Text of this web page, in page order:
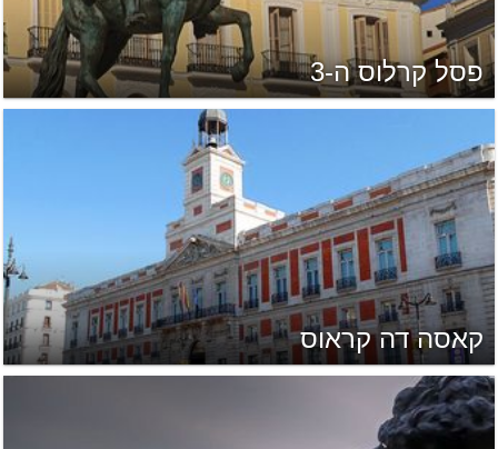
פסל קרלוס ה-3
קאסה דה קראוס